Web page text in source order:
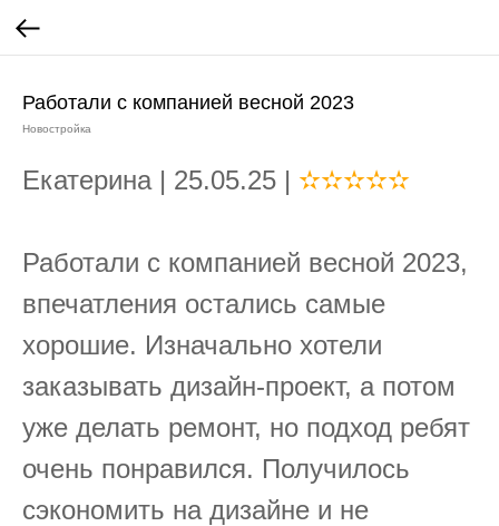
Работали с компанией весной 2023
Новостройка
Екатерина | 25.05.25 | ✫✫✫✫✫
Работали с компанией весной 2023,
впечатления остались самые
хорошие. Изначально хотели
заказывать дизайн-проект, а потом
уже делать ремонт, но подход ребят
очень понравился. Получилось
сэкономить на дизайне и не